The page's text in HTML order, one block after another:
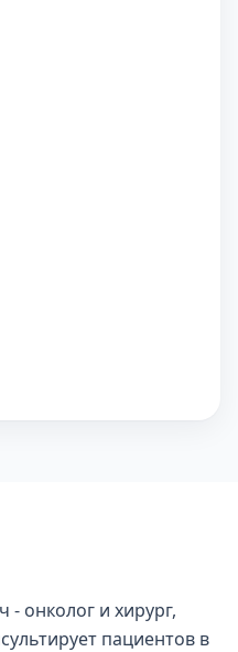
- онколог и хирург,
пациентов в